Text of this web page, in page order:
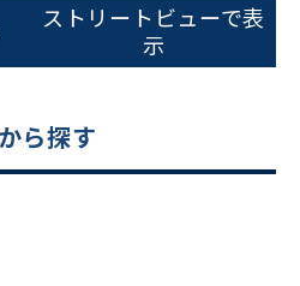
ムでお問い合わせ
ストリートビューで表
示
ら探す